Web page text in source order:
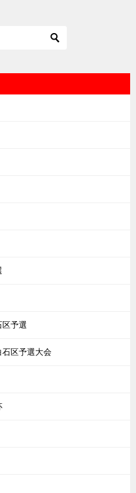
区予選
石区予選大会